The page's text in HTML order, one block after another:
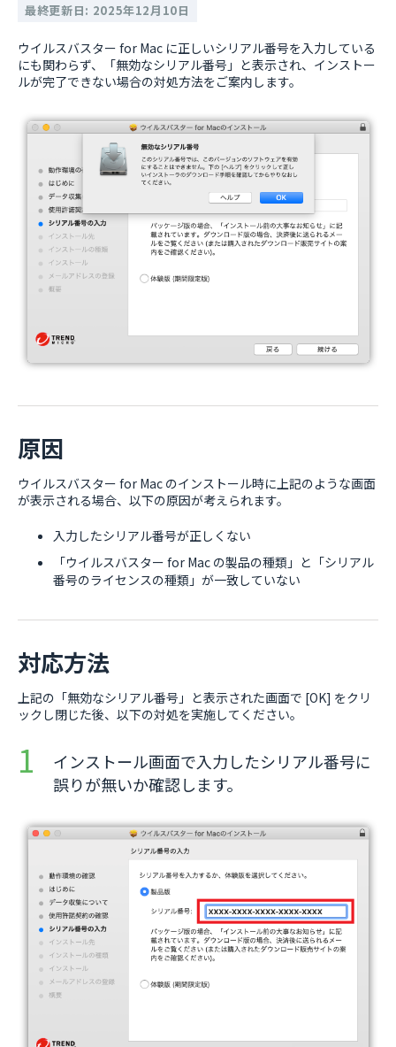
最終更新日: 2025年12月10日
ウイルスバスター for Mac に正しいシリアル番号を入力している
にも関わらず、「無効なシリアル番号」と表示され、インストー
ルが完了できない場合の対処方法をご案内します。
原因
ウイルスバスター for Mac のインストール時に上記のような画面
が表示される場合、以下の原因が考えられます。
入力したシリアル番号が正しくない
「ウイルスバスター for Mac の製品の種類」と「シリアル
番号のライセンスの種類」が一致していない
対応方法
上記の「無効なシリアル番号」と表示された画面で [OK] をクリ
ックし閉じた後、以下の対処を実施してください。
インストール画面で入力したシリアル番号に
誤りが無いか確認します。